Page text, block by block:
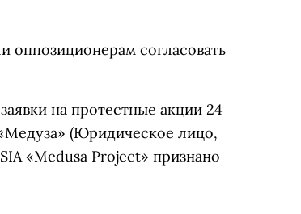
оппозиционерам согласовать
на протестные акции 24
(Юридическое лицо,
«Medusa Project» признано